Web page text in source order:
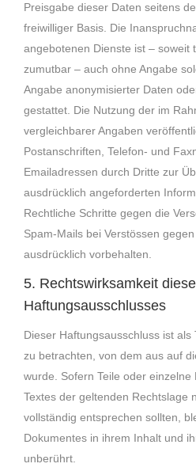
Preisgabe dieser Daten seitens
freiwilliger Basis. Die
angebotenen Dienste ist – soweit
zumutbar – auch ohne Angabe
Angabe anonymisierter Daten
gestattet. Die Nutzung der im
vergleichbarer Angaben
Postanschriften, Telefon- und
Emailadressen durch Dritte zur
ausdrücklich angeforderten
Rechtliche Schritte gegen die
Spam-Mails bei Verstössen
ausdrücklich vorbehalten.
5. Rechtswirksamkeit
Haftungsausschlusses
Dieser Haftungsausschluss ist
zu betrachten, von dem aus auf
wurde. Sofern Teile oder
Textes der geltenden Rechtslage
vollständig entsprechen sollten,
Dokumentes in ihrem Inhalt und
unberührt.